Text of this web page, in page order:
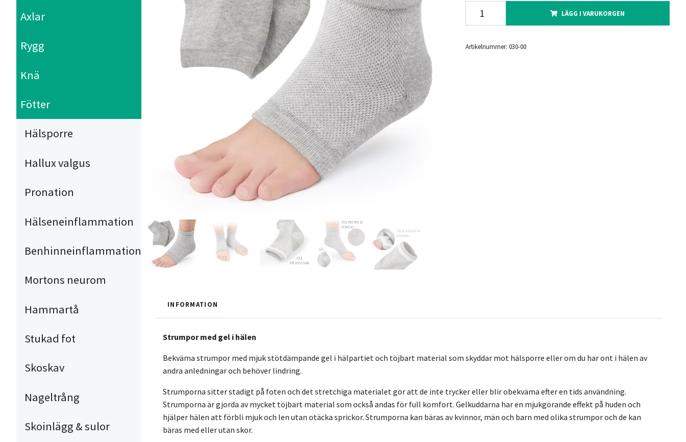
Axlar
Rygg
Knä
Fötter
Hälsporre
Hallux valgus
Pronation
Hälseneinflammation
Benhinneinflammation
Mortons neurom
Hammartå
Stukad fot
Skoskav
Nageltrång
Skoinlägg & sulor
LÄGG I VARUKORGEN
Artikelnummer: 030-00
INFORMATION
Strumpor med gel i hälen
Bekväma strumpor med mjuk stötdämpande gel i hälpartiet och töjbart material som skyddar mot hälsporre eller om du har ont i hälen av
andra anledningar och behöver lindring.
Strumporna sitter stadigt på foten och det stretchiga materialet gör att de inte trycker eller blir obekväma efter en tids användning.
Strumporna är gjorda av mycket töjbart material som också andas för full komfort. Gelkuddarna har en mjukgörande effekt på huden och
hjälper hälen att förbli mjuk och len utan otäcka sprickor. Strumporna kan bäras av kvinnor, män och barn med olika strumpor och de kan
bäras med eller utan skor.